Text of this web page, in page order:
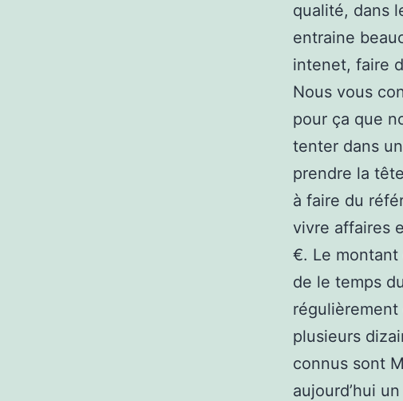
qualité, dans
entraine
intenet, faire
Nous vous
pour ça que
tenter dans
prendre la
à faire du
vivre affaires
€. Le
de le temps
plusieurs
connus sont
aujourd’hui